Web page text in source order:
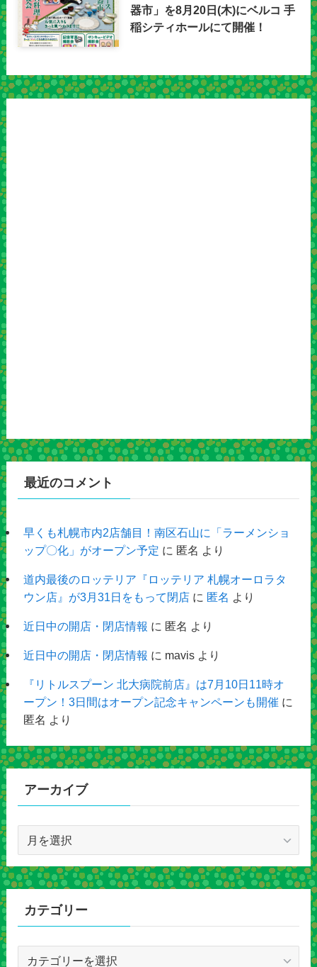
器市」を8月20日(木)にベルコ 手
稲シティホールにて開催！
最近のコメント
早くも札幌市内2店舗目！南区石山に「ラーメンショ
ップ〇化」がオープン予定 に 匿名 より
道内最後のロッテリア『ロッテリア 札幌オーロラタ
ウン店』が3月31日をもって閉店に 匿名 より
近日中の開店・閉店情報 に 匿名 より
近日中の開店・閉店情報 に mavisより
『リトルスプーン 北大病院前店』は7月10日11時オ
ープン！3日間はオープン記念キャンペーンも開催 に
匿名 より
アーカイブ
カ
イ
カテゴリー